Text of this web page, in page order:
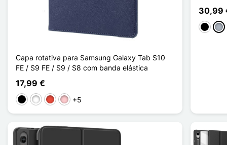
Capa rotativa para Samsung Galaxy Tab S10
FE / S9 FE / S9 / S8 com banda elástica
17,99 €
PretoBrancoVermelho
Rosa+5
30,99
Preto